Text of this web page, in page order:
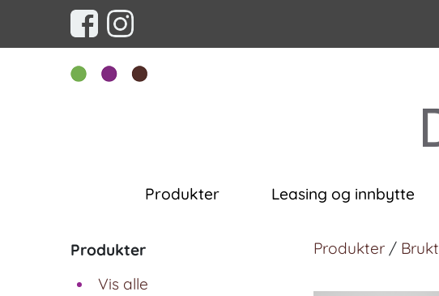
Produkter Leasing og innbytte
Produkter
Vis alle
Produkter /